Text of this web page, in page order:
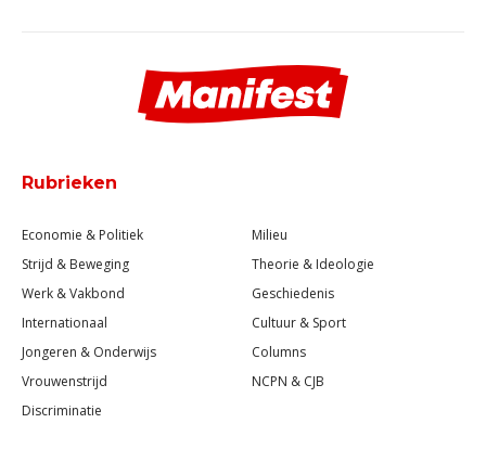
Rubrieken
Economie & Politiek
Strijd & Beweging
Werk & Vakbond
Internationaal
Jongeren & Onderwijs
Vrouwenstrijd
Discriminatie
Milieu
Theorie & Ideologie
Geschiedenis
Cultuur & Sport
Columns
NCPN & CJB